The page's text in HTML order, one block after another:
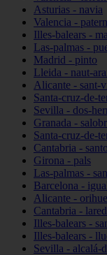
Asturias - navia
Valencia -
Illes-balears -
Las-palmas -
Madrid - pinto
Lleida - naut-
Alicante - sant-
Santa-cruz-de-
Sevilla - dos-
Granada -
Santa-cruz-de-
Cantabria -
Girona - pals
Las-palmas -
Barcelona -
Alicante -
Cantabria -
Illes-balears -
Illes-balears -
Sevilla - alcalá-